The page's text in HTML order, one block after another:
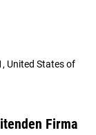
United States of
Firma